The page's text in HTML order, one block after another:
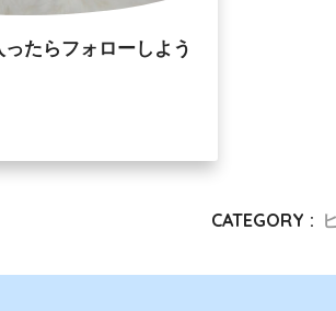
たらフォローしよう
CATEGORY :